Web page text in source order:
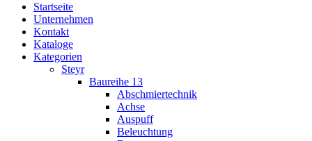
Startseite
Unternehmen
Kontakt
Kataloge
Kategorien
Steyr
Baureihe 13
Abschmiertechnik
Achse
Auspuff
Beleuchtung